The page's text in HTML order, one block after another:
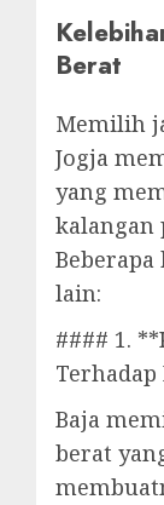
Berat
Memilih
Jogja
yang
kalangan
lain:
#### 1.
Terhadap
Baja
berat